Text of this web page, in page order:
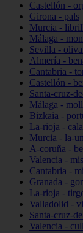
Castellón -
Girona - pals
Murcia -
Málaga -
Sevilla -
Almería -
Cantabria -
Castellón -
Santa-cruz-
Málaga -
Bizkaia -
La-rioja -
Murcia - la-
A-coruña -
Valencia -
Cantabria -
Granada - gor
La-rioja -
Valladolid -
Santa-cruz-
Valencia -